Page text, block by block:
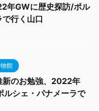
年GWに歴史探訪/ポル
行く山口
館
新のお勉強、2022年
ルシェ・パナメーラで